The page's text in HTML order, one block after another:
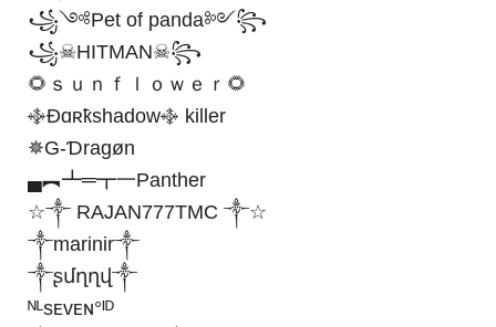
꧁༺Pet of panda༻꧂
꧁☠︎HITMAN☠︎꧂
🌻ｓｕｎｆｌｏｗｅｒ🌻
࿇Ðɑʀҟshadow࿇ killer
✵G-Ɗragøn
▄︻┻═┳一Panther
☆༒ RAJAN777TMC ༒☆
༒marinir༒
༒ʂմղղվ༒
ᴺᴸsᴇᴠᴇɴ°ᴵᴰ